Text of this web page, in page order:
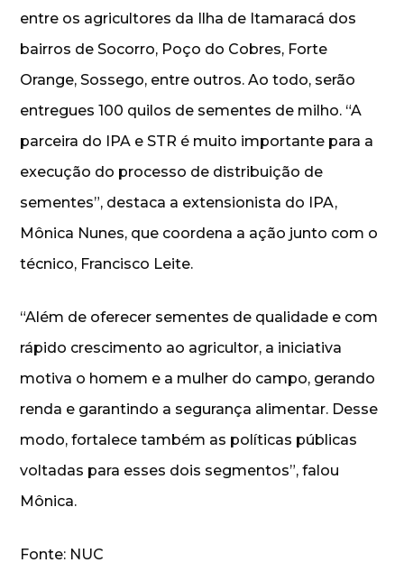
entre os agricultores da Ilha de Itamaracá dos
bairros de Socorro, Poço do Cobres, Forte
Orange, Sossego, entre outros. Ao todo, serão
entregues 100 quilos de sementes de milho. “A
parceira do IPA e STR é muito importante para a
execução do processo de distribuição de
sementes”, destaca a extensionista do IPA,
Mônica Nunes, que coordena a ação junto com o
técnico, Francisco Leite.
“Além de oferecer sementes de qualidade e com
rápido crescimento ao agricultor, a iniciativa
motiva o homem e a mulher do campo, gerando
renda e garantindo a segurança alimentar. Desse
modo, fortalece também as políticas públicas
voltadas para esses dois segmentos”, falou
Mônica.
Fonte: NUC